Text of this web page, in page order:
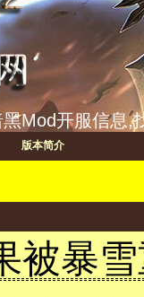
Mod开服信息,
版本简介
被暴